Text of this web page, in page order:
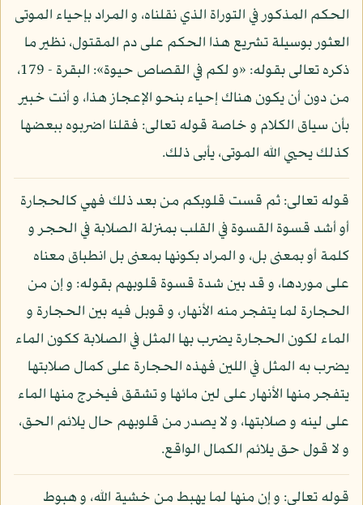
الحكم المذكور في التوراة الذي نقلناه، و المراد بإحياء الموتى
العثور بوسيلة تشريع هذا الحكم على دم المقتول، نظير ما
ذكره تعالى بقوله: «و لكم في القصاص حيوة»: البقرة - 179،
من دون أن يكون هناك إحياء بنحو الإعجاز هذا، و أنت خبير
بأن سياق الكلام و خاصة قوله تعالى: فقلنا اضربوه ببعضها
كذلك يحيي الله الموتى، يأبى ذلك.
قوله تعالى: ثم قست قلوبكم من بعد ذلك فهي كالحجارة
أو أشد قسوة القسوة في القلب بمنزلة الصلابة في الحجر و
كلمة أو بمعنى بل، و المراد بكونها بمعنى بل انطباق معناه
على موردها، و قد بين شدة قسوة قلوبهم بقوله: و إن من
الحجارة لما يتفجر منه الأنهار، و قوبل فيه بين الحجارة و
الماء لكون الحجارة يضرب بها المثل في الصلابة ككون الماء
يضرب به المثل في اللين فهذه الحجارة على كمال صلابتها
يتفجر منها الأنهار على لين مائها و تشقق فيخرج منها الماء
على لينه و صلابتها، و لا يصدر من قلوبهم حال يلائم الحق،
و لا قول حق يلائم الكمال الواقع.
قوله تعالى: و إن منها لما يهبط من خشية الله، و هبوط